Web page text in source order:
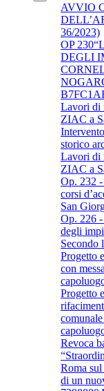
AVVIO
36/2023)
OP
DEGLI
Lavori di
ZIAC a
storico
Lavori di
ZIAC a
Op. 232
corsi
San
Op. 226
degli
Secondo
Progetto
con
Progetto
Revoca
Roma
di un